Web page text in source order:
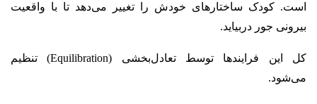
است. کودک ساختارهای خودش را تغییر می‌دهد تا با واقعیت
بیرونی جور دربیاید.
کل این فرایندها توسط تعادل‌بخشی (Equilibration) تنظیم
می‌شود.